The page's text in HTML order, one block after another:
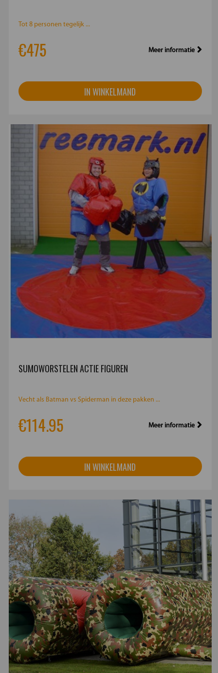
Tot 8 personen tegelijk ...
€475 Meer informatie
IN WINKELMAND
SUMOWORSTELEN ACTIE FIGUREN
Vecht als Batman vs Spiderman in deze pakken ...
€114.95 Meer informatie
IN WINKELMAND